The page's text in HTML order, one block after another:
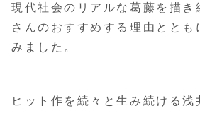
現代社会のリアルな葛藤を描き
さんのおすすめする理由ととも
みました。
ヒット作を続々と生み続ける浅